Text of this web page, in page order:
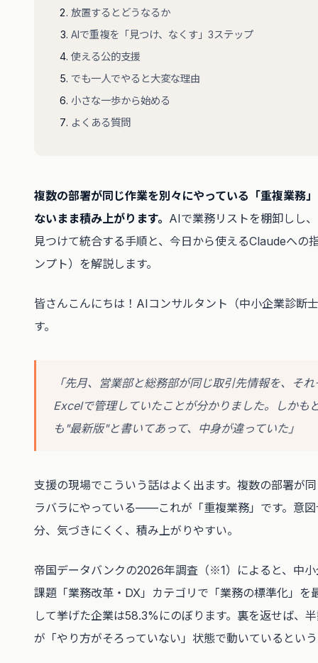
放置するとどうなるか
AIで重複を「見つけ、なくす」3ステップ
使える公的支援
でも一人でやると大変な理由
小さな一歩から始める
よくある質問
複数の部署が同じ作業を別々にやっている「重複業務
ないまま積み上がります。 AIで業務リストを棚卸しし
見つけて統合する手順と、今日から使えるClaudeへの
ンプト）を解説します。
皆さんこんにちは！AIコンサルタント（中小企業診断
す。
「先月、営業部と総務部が同じ取引先情報を、そ
Excelで管理していたことが分かりました。しかも
も"最新版"と書いてあって、中身が違っていた」
支援の現場でこういう話はよく出ます。複数の部署が
ラバラにやっている——これが「重複業務」です。意
分、気づきにくく、積み上がりやすい。
帝国データバンクの2026年調査（※1）によると、中
課題「業務改革・DX」カテゴリで「業務の標準化」を
して挙げた企業は58.3%にのぼります。裏を返せば、
が「やり方がそろっていない」状態で動いているとい